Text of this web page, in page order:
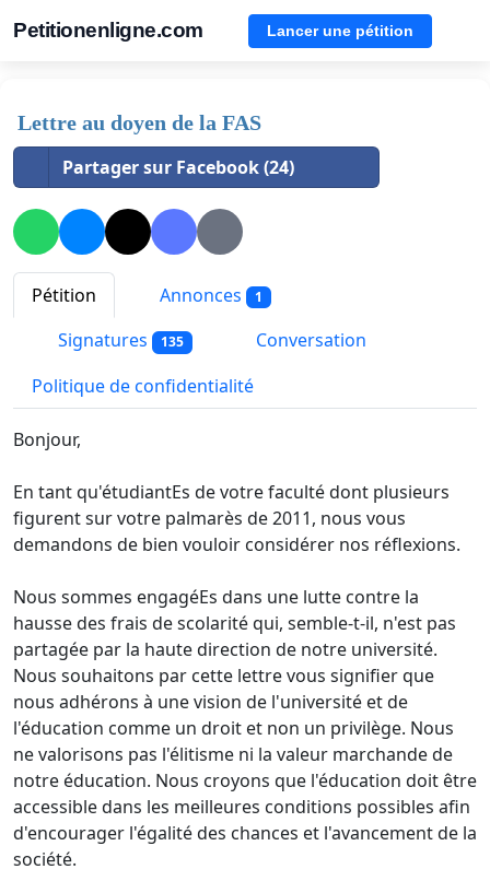
Petitionenligne.com Lancer une pétition
Lettre au doyen de la FAS
Partager sur Facebook (24)
Pétition Annonces 1
Signatures 135
Conversation
Politique de confidentialité
Bonjour,
En tant qu'étudiantEs de votre faculté dont plusieurs
figurent sur votre palmarès de 2011, nous vous
demandons de bien vouloir considérer nos réflexions.
Nous sommes engagéEs dans une lutte contre la
hausse des frais de scolarité qui, semble-t-il, n'est pas
partagée par la haute direction de notre université.
Nous souhaitons par cette lettre vous signifier que
nous adhérons à une vision de l'université et de
l'éducation comme un droit et non un privilège. Nous
ne valorisons pas l'élitisme ni la valeur marchande de
notre éducation. Nous croyons que l'éducation doit être
accessible dans les meilleures conditions possibles afin
d'encourager l'égalité des chances et l'avancement de la
société.